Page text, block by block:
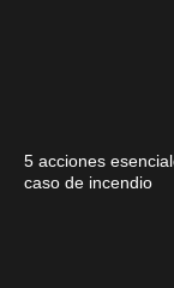
5 acciones
caso de incendio